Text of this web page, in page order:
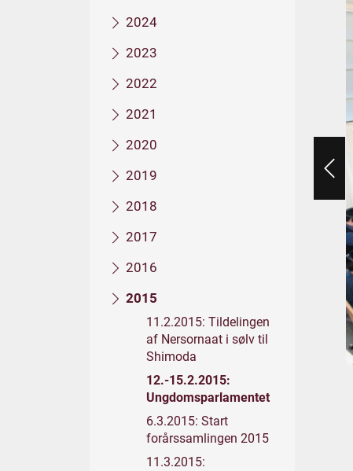
2024
2023
2022
2021
2020
2019
2018
2017
2016
2015
11.2.2015: Tildelingen
af Nersornaat i sølv til
Shimoda
12.-15.2.2015:
Ungdomsparlamentet
6.3.2015: Start
forårssamlingen 2015
11.3.2015: